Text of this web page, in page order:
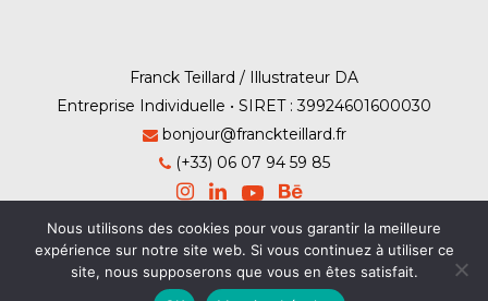
Franck Teillard / Illustrateur DA
Entreprise Individuelle • SIRET : 39924601600030
bonjour@franckteillard.fr
(+33) 06 07 94 59 85
Mention Légales - Contact
Nous utilisons des cookies pour vous garantir la meilleure
expérience sur notre site web. Si vous continuez à utiliser ce
site, nous supposerons que vous en êtes satisfait.